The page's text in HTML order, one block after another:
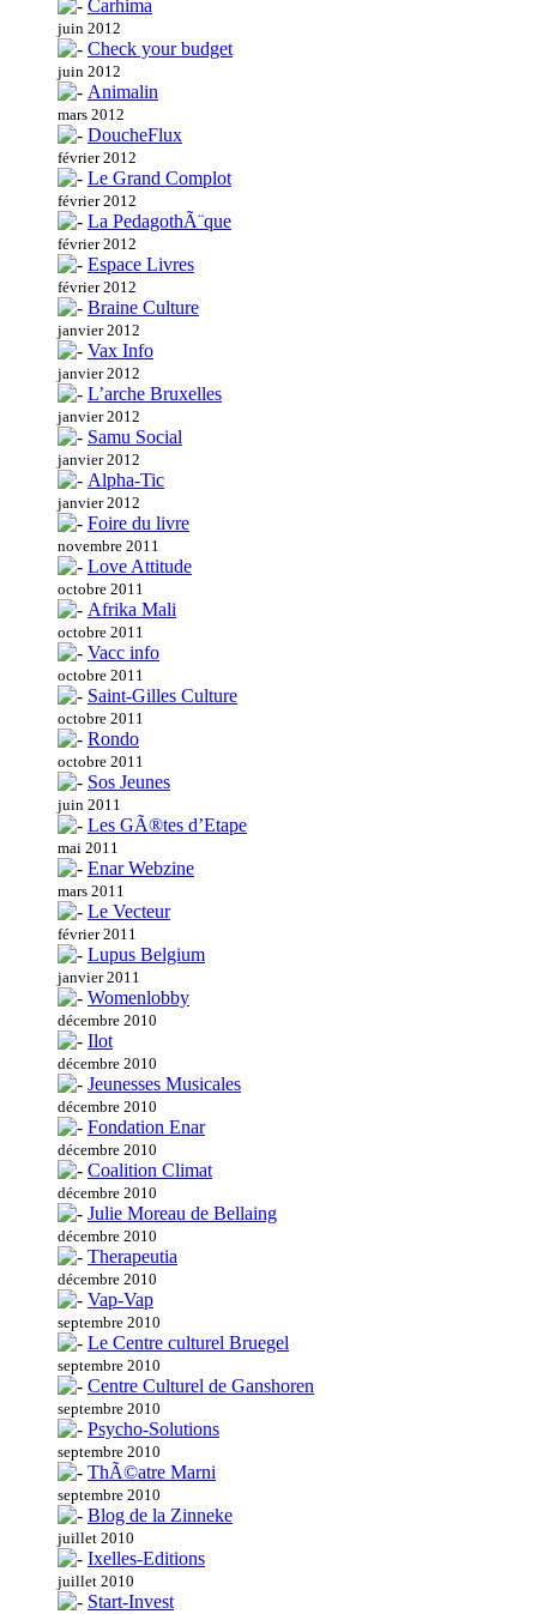
Carhima
juin 2012
Check your budget
juin 2012
Animalin
mars 2012
DoucheFlux
février 2012
Le Grand Complot
février 2012
La PedagothÃ¨que
février 2012
Espace Livres
février 2012
Braine Culture
janvier 2012
Vax Info
janvier 2012
L’arche Bruxelles
janvier 2012
Samu Social
janvier 2012
Alpha-Tic
janvier 2012
Foire du livre
novembre 2011
Love Attitude
octobre 2011
Afrika Mali
octobre 2011
Vacc info
octobre 2011
Saint-Gilles Culture
octobre 2011
Rondo
octobre 2011
Sos Jeunes
juin 2011
Les GÃ®tes d’Etape
mai 2011
Enar Webzine
mars 2011
Le Vecteur
février 2011
Lupus Belgium
janvier 2011
Womenlobby
décembre 2010
Ilot
décembre 2010
Jeunesses Musicales
décembre 2010
Fondation Enar
décembre 2010
Coalition Climat
décembre 2010
Julie Moreau de Bellaing
décembre 2010
Therapeutia
décembre 2010
Vap-Vap
septembre 2010
Le Centre culturel Bruegel
septembre 2010
Centre Culturel de Ganshoren
septembre 2010
Psycho-Solutions
septembre 2010
ThÃ©atre Marni
septembre 2010
Blog de la Zinneke
juillet 2010
Ixelles-Editions
juillet 2010
Start-Invest